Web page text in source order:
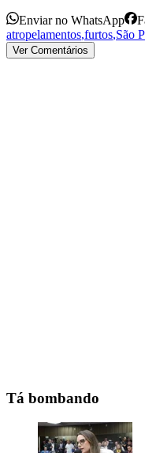
Enviar no WhatsApp
atropelamentos,furtos,São
Ver Comentários
Tá bombando